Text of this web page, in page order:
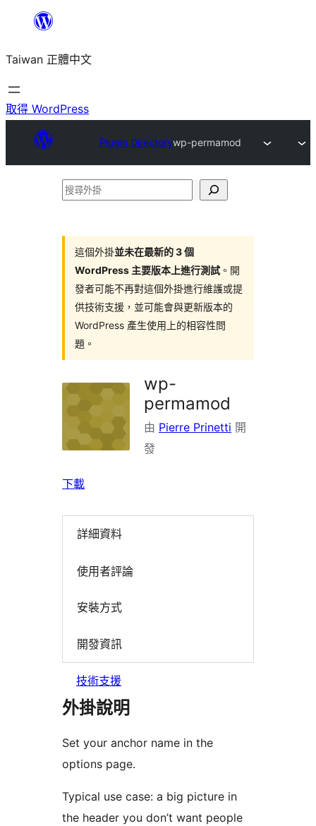
主
要
內
Taiwan 正體中文
取得 WordPress
Plugin Directorywp-permamod
搜
這個外掛並未在最新的 3 個
WordPress 主要版本上進行測試 。開
發者可能不再對這個外掛進行維護或提
供技術支援，並可能會與更新版本的
WordPress 產生使用上的相容性問
題。
wp-
permamod
由 Pierre Prinetti 開
發
下載
詳細資料
使用者評論
安裝方式
開發資訊
技術支援
外掛說明
Set your anchor name in the
options page.
Typical use case: a big picture in
the header you don’t want people